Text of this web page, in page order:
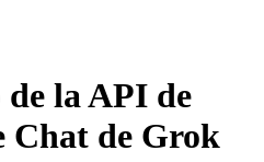
la API de
Chat de Grok